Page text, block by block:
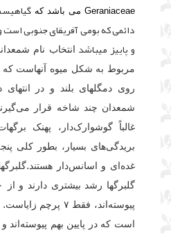
Geraniaceae می باشد که
دائمی که بومی آفریقای جنوبی است
و پاییز میباشد انتخاب نام
مربوط به شکل میوه آنهاست که
روی دمگلهای بلند و در
شمعدان چند شاخه قرار
غالباً گوشوارک‌دار، پهنک
بریدگی‌های بسیار، بطور کلی
غده‌ای و اسانس‌دار هستند.
پیوسته‌اند، فقط ۷
است که در پایین بهم